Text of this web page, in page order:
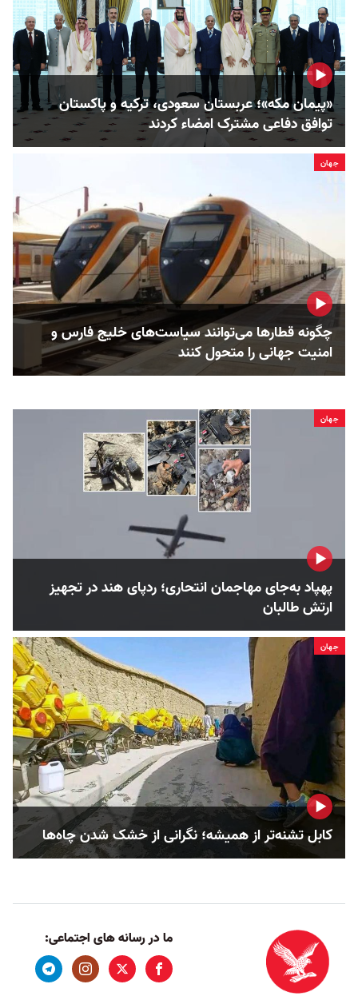
«پیمان مکه»؛ عربستان سعودی، ترکیه و پاکستان
توافق دفاعی مشترک امضاء کردند
جهان
چگونه قطارها می‌توانند سیاست‌های خلیج فارس و
امنیت جهانی را متحول کنند
جهان
پهپاد به‌جای مهاجمان انتحاری؛ ردپای هند در تجهیز
ارتش طالبان
جهان
کابل تشنه‌تر از همیشه؛ نگرانی از خشک‌ شدن چاه‌ها
ما در رسانه های اجتماعی: